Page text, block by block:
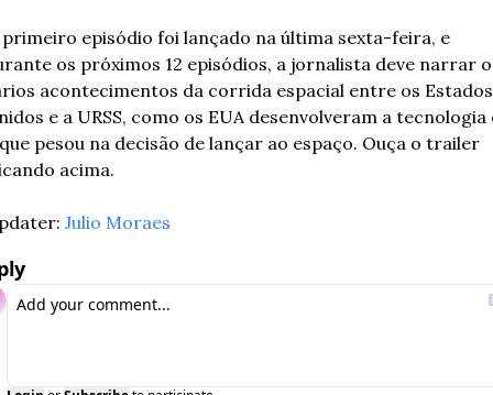
episódio foi lançado na última sexta-feira, e
os próximos 12 episódios, a jornalista deve narrar
acontecimentos da corrida espacial entre os Estados
e a URSS, como os EUA desenvolveram a tecnologia
pesou na decisão de lançar ao espaço. Ouça o trailer
acima.
Julio Moraes